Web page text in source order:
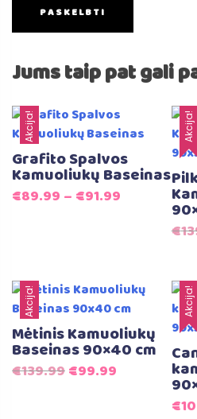
Jums taip pat gali
Akcija!
Grafito Spalvos
Kamuoliukų Baseinas
€89.99 – €91.99
Akcija!
€
Akcija!
Mėtinis Kamuoliukų
Baseinas 90×40 cm
€139.99Original
€99.99
Akcija!
€